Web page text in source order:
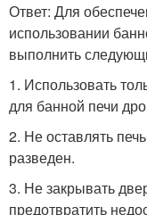
Ответ: Для
использовании
выполнить
1. Использовать
для банной печи
2. Не оставлять
разведен.
3. Не закрывать
предотвратить